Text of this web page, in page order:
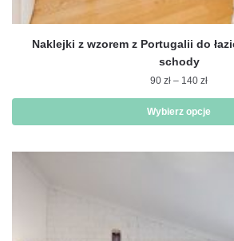
Naklejki z wzorem z Portugalii do
schody
90 zł – 140 złZakres
od
90 zł
Wybierz opcje
produkt